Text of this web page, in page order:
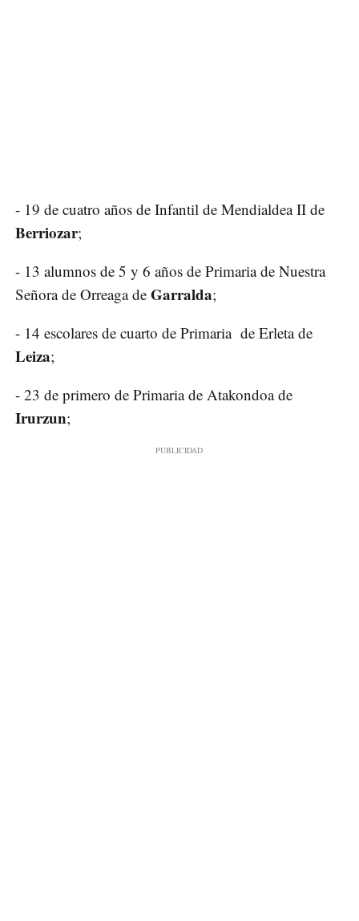
- 19 de cuatro años de Infantil de Mendialdea II de
Berriozar;
- 13 alumnos de 5 y 6 años de Primaria de Nuestra
Señora de Orreaga de Garralda;
- 14 escolares de cuarto de Primaria de Erleta de
Leiza;
- 23 de primero de Primaria de Atakondoa de
Irurzun;